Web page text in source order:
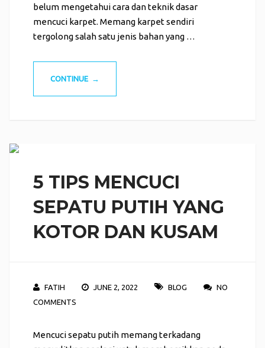
belum mengetahui cara dan teknik dasar
mencuci karpet. Memang karpet sendiri
tergolong salah satu jenis bahan yang …
CONTINUE →
5 TIPS MENCUCI
SEPATU PUTIH YANG
KOTOR DAN KUSAM
FATIH JUNE 2, 2022 BLOG
NO
COMMENTS
Mencuci sepatu putih memang terkadang